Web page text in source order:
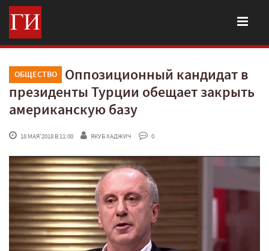
ОБЩЕСТВО
Оппозиционный кандидат в
президенты Турции обещает закрыть
американскую базу
18 МАЯ'2018 В 11:00 ЯКУБ ХАДЖИЧ 0